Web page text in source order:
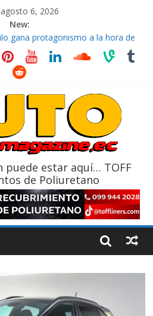
6, 2026
New:
gana protagonismo a la hora de
Brand New Day’ pone en escena a
47ª, recorre 7 provincias en 8
Bolden para cubrir las rutas de La
puede estar aquí… TOFF
de Poliuretano